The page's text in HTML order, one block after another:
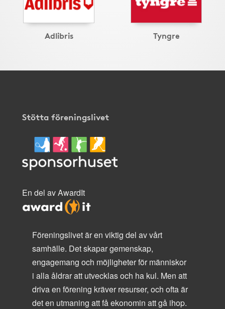
Adlibris Tyngre
Stötta föreningslivet
En del av AwardIt
Föreningslivet är en viktig del av vårt
samhälle. Det skapar gemenskap,
engagemang och möjligheter för människor
i alla åldrar att utvecklas och ha kul. Men att
driva en förening kräver resurser, och ofta är
det en utmaning att få ekonomin att gå ihop.